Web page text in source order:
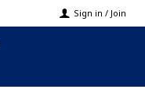
Sign in / Join